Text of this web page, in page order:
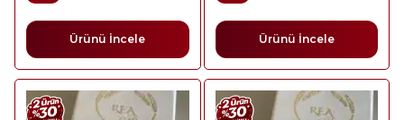
Ürünü İncele Ürünü İncele